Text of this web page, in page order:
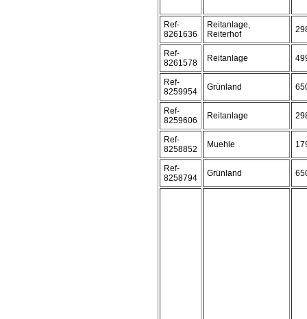
Ref-
8261636
Reitanlage,
Reiterhof
Ref-
8261578
Reitanlage
Ref-
8259954
Grünland
Ref-
8259606
Reitanlage
Ref-
8258852
Muehle
Ref-
8258794
Grünland